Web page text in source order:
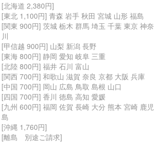
[北海道 2,380円]
[東北 1,100円] 青森 岩手 秋田 宮城 山形 福島
[関東 900円] 茨城 栃木 群馬 埼玉 千葉 東京 神奈
川
[甲信越 900円] 山梨 新潟 長野
[東海 800円] 静岡 愛知 岐阜 三重
[北陸 800円] 福井 石川 富山
[関西 700円] 和歌山 滋賀 奈良 京都 大阪 兵庫
[中国 700円] 岡山 広島 鳥取 島根 山口
[四国 700円] 香川 徳島 高知 愛媛
[九州 600円] 福岡 佐賀 長崎 大分 熊本 宮崎 鹿児
島
[沖縄 1,760円]
[離島 別途ご請求]